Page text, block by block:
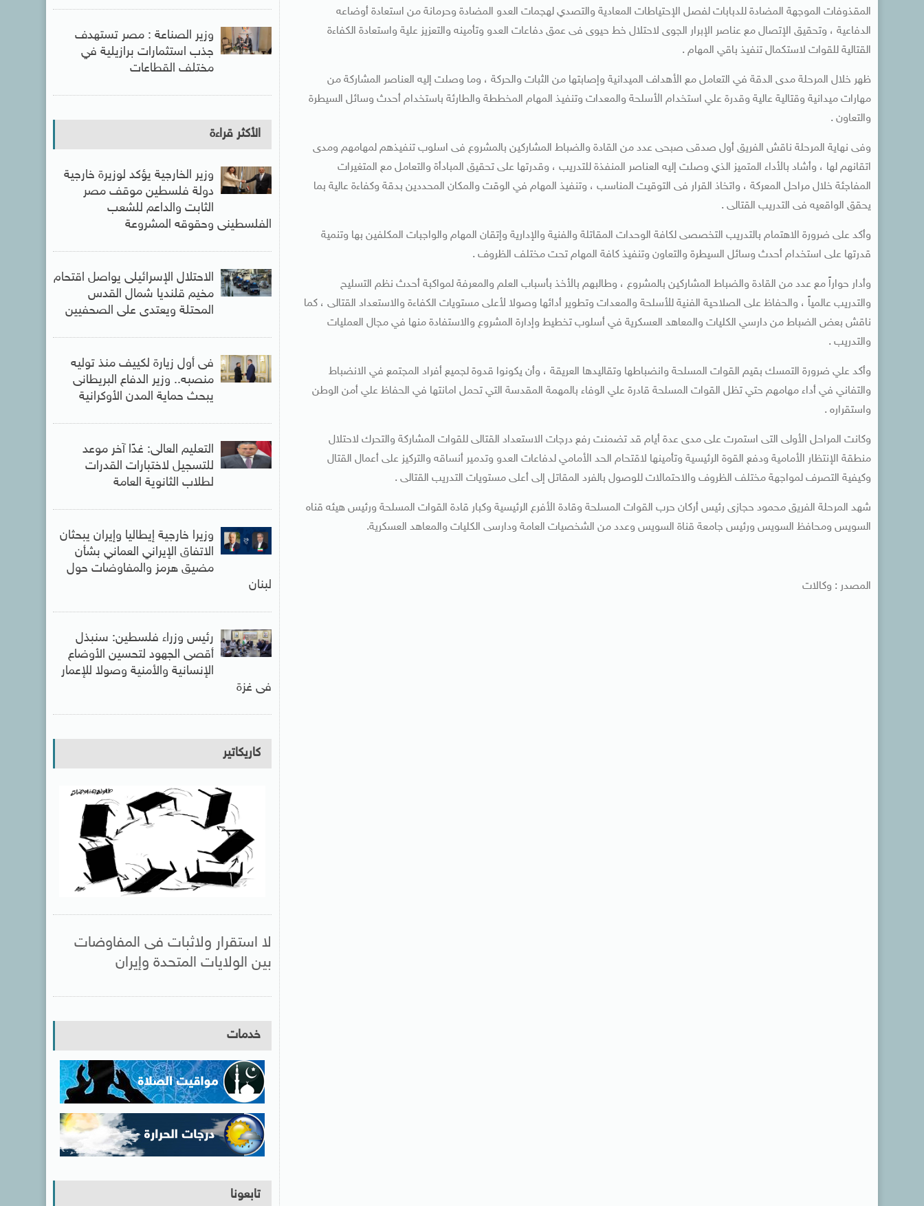
المقذوفات الموجهة المضادة للدبابات لفصل الإحتياطات المعادية والتصدي لهجمات العدو المضادة وحرمانة من استعادة أوضاعه
الدفاعية ، وتحقيق الإتصال مع عناصر الإبرار الجوى لاحتلال خط حيوى فى عمق دفاعات العدو وتأمينه والتعزيز علية واستعادة الكفاءة
القتالية للقوات لاستكمال تنفيذ باقي المهام .
ظهر خلال المرحلة مدى الدقة في التعامل مع الأهداف الميدانية وإصابتها من الثبات والحركة ، وما وصلت إليه العناصر المشاركة من
مهارات ميدانية وقتالية عالية وقدرة علي استخدام الأسلحة والمعدات وتنفيذ المهام المخططة والطارئة باستخدام أحدث وسائل السيطرة
والتعاون .
وفى نهاية المرحلة ناقش الفريق أول صدقى صبحى عدد من القادة والضباط المشاركين بالمشروع فى اسلوب تنفيذهم لمهامهم ومدى
اتقانهم لها ، وأشاد بالأداء المتميز الذي وصلت إليه العناصر المنفذة للتدريب ، وقدرتها على تحقيق المبادأة والتعامل مع المتغيرات
المفاجئة خلال مراحل المعركة ، واتخاذ القرار فى التوقيت المناسب ، وتنفيذ المهام في الوقت والمكان المحددين بدقة وكفاءة عالية بما
يحقق الواقعيه فى التدريب القتالى .
وأكد على ضرورة الاهتمام بالتدريب التخصصى لكافة الوحدات المقاتلة والفنية والإدارية وإتقان المهام والواجبات المكلفين بها وتنمية
قدرتها على استخدام أحدث وسائل السيطرة والتعاون وتنفيذ كافة المهام تحت مختلف الظروف .
وأدار حواراً مع عدد من القادة والضباط المشاركين بالمشروع ، وطالبهم بالأخذ بأسباب العلم والمعرفة لمواكبة أحدث نظم التسليح
والتدريب عالمياً ، والحفاظ على الصلاحية الفنية للأسلحة والمعدات وتطوير أدائها وصولا لأعلى مستويات الكفاءة والاستعداد القتالى ، كما
ناقش بعض الضباط من دارسي الكليات والمعاهد العسكرية في أسلوب تخطيط وإدارة المشروع والاستفادة منها في مجال العمليات
والتدريب .
وأكد علي ضرورة التمسك بقيم القوات المسلحة وانضباطها وتقاليدها العريقة ، وأن يكونوا قدوة لجميع أفراد المجتمع في الانضباط
والتفاني في أداء مهامهم حتي تظل القوات المسلحة قادرة علي الوفاء بالمهمة المقدسة التي تحمل امانتها في الحفاظ علي أمن الوطن
واستقراره .
وكانت المراحل الأولى التى استمرت على مدى عدة أيام قد تضمنت رفع درجات الاستعداد القتالى للقوات المشاركة والتحرك لاحتلال
منطقة الإنتظار الأمامية ودفع القوة الرئيسية وتأمينها لاقتحام الحد الأمامي لدفاعات العدو وتدمير أنساقه والتركيز على أعمال القتال
وكيفية التصرف لمواجهة مختلف الظروف والاحتمالات للوصول بالفرد المقاتل إلى أعلى مستويات التدريب القتالى .
شهد المرحلة الفريق محمود حجازى رئيس أركان حرب القوات المسلحة وقادة الأفرع الرئيسية وكبار قادة القوات المسلحة ورئيس هيئه قناه
السويس ومحافظ السويس ورئيس جامعة قناة السويس وعدد من الشخصيات العامة ودارسى الكليات والمعاهد العسكرية.
المصدر : وكالات
وزير الصناعة : مصر تستهدف
جذب استثمارات برازيلية في
مختلف القطاعات
الأكثر قراءة
وزير الخارجية يؤكد لوزيرة خارجية
دولة فلسطين موقف مصر
الثابت والداعم للشعب
الفلسطينى وحقوقه المشروعة
الاحتلال الإسرائيلى يواصل اقتحام
مخيم قلنديا شمال القدس
المحتلة ويعتدى على الصحفيين
فى أول زيارة لكييف منذ توليه
منصبه.. وزير الدفاع البريطانى
يبحث حماية المدن الأوكرانية
التعليم العالى: غدًا آخر موعد
للتسجيل لاختبارات القدرات
لطلاب الثانوية العامة
وزيرا خارجية إيطاليا وإيران يبحثان
الاتفاق الإيراني العماني بشأن
مضيق هرمز والمفاوضات حول
لبنان
رئيس وزراء فلسطين: سنبذل
أقصى الجهود لتحسين الأوضاع
الإنسانية والأمنية وصولا للإعمار
فى غزة
كاريكاتير
لا استقرار ولاثبات فى المفاوضات
بين الولايات المتحدة وإيران
خدمات
تابعونا